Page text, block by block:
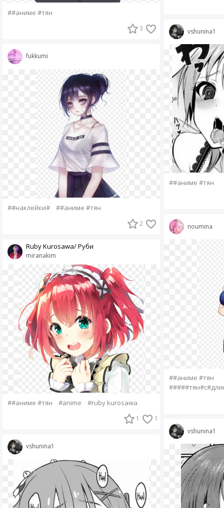
##аниме #тян
3
fukkumi
##наклейки# ##аниме #тян
2
miranakim
Ruby Kurosawa/ Руби
##аниме #тян #anime #ruby kurosawa
1 1
vshunina1
vshunina1
##аниме #тян
noumina
##аниме #тян
vshunina1